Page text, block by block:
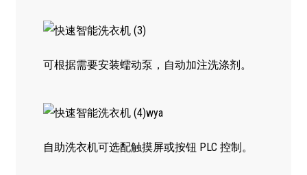
可根据需要安装蠕动泵，自动加注洗涤剂。
自助洗衣机可选配触摸屏或按钮 PLC 控制。